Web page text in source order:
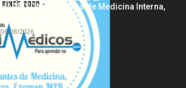
HARRISON Principios de Medicina Interna,
06/08/2026